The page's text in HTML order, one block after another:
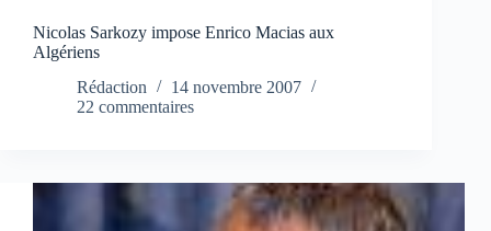
Nicolas Sarkozy impose Enrico Macias aux
Algériens
Rédaction
14 novembre 2007
22 commentaires